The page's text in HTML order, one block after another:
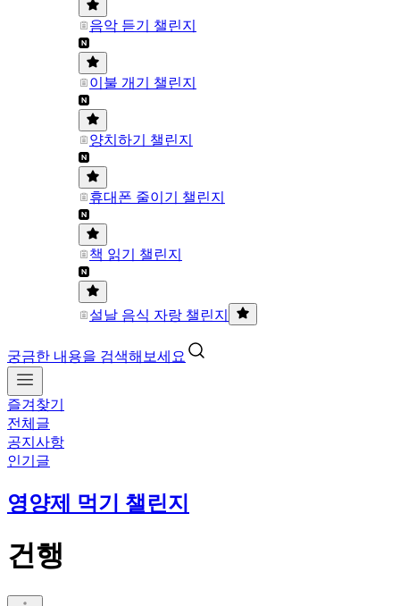
음악 듣기 챌린지
이불 개기 챌린지
양치하기 챌린지
휴대폰 줄이기 챌린지
책 읽기 챌린지
설날 음식 자랑 챌린지
궁금한 내용을 검색해보세요
즐겨찾기
전체글
공지사항
인기글
영양제 먹기 챌린지
건행